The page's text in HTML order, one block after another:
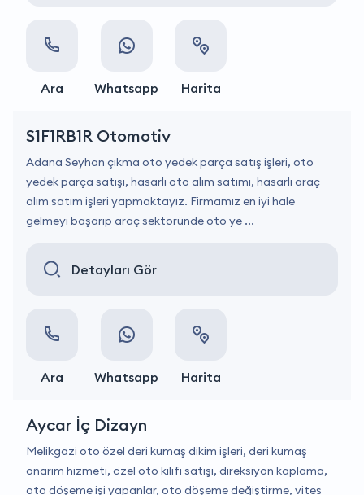
Ara Whatsapp Harita
S1F1RB1R Otomotiv
Adana Seyhan çıkma oto yedek parça satış işleri, oto
yedek parça satışı, hasarlı oto alım satımı, hasarlı araç
alım satım işleri yapmaktayız. Firmamız en iyi hale
gelmeyi başarıp araç sektöründe oto ye ...
Detayları Gör
Ara Whatsapp Harita
Aycar İç Dizayn
Melikgazi oto özel deri kumaş dikim işleri, deri kumaş
onarım hizmeti, özel oto kılıfı satışı, direksiyon kaplama,
oto döşeme işi yapanlar, oto döşeme değiştirme, vites